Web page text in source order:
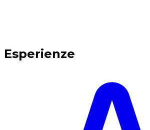
Esperienze